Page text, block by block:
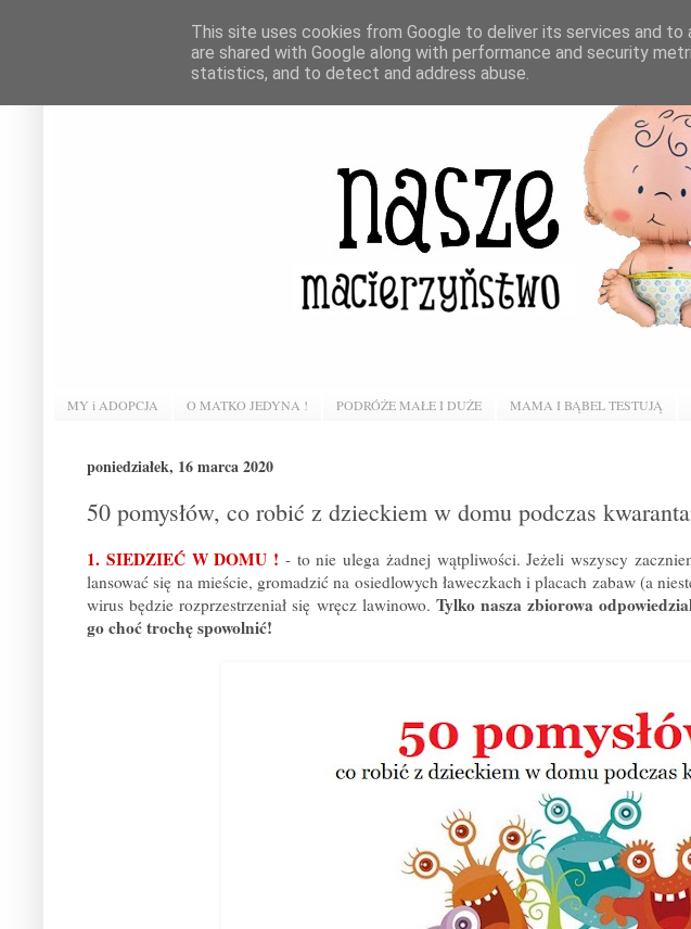
MY i ADOPCJA O MATKO JEDYNA ! PODRÓŻE MAŁE I DUŻE MAMA I BĄBEL TESTUJĄ
poniedziałek, 16 marca 2020
50 pomysłów, co robić z dzieckiem w domu podczas
1. SIEDZIEĆ W DOMU ! - to nie ulega żadnej wątpliwości. Jeżeli wszyscy
lansować się na mieście, gromadzić na osiedlowych ławeczkach i placach zabaw (a
wirus będzie rozprzestrzeniał się wręcz lawinowo. Tylko nasza zbiorowa
go choć trochę spowolnić!
This site uses cookies from Google to deliver its services and to
are shared with Google along with performance and security
statistics, and to detect and address abuse.